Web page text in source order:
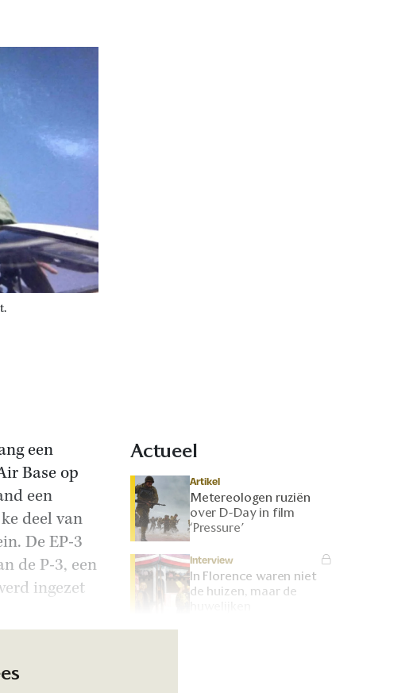
een
Base op
een
deel van
De EP-3
de P-3, een
ingezet
Actueel
Artikel
Metereologen ruziën
over D-Day in film
‘Pressure’
Interview
In Florence waren niet
de huizen, maar de